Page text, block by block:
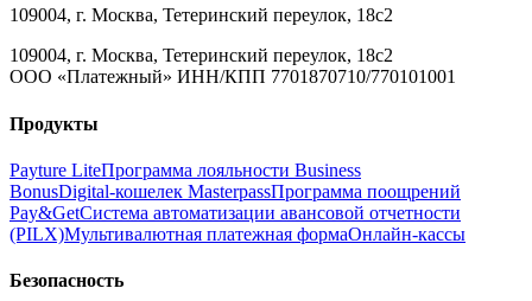
109004, г. Москва, Тетеринский переулок, 18с2
109004, г. Москва, Тетеринский переулок, 18с2
ООО «Платежный» ИНН/КПП 7701870710/770101001
Продукты
Payture LiteПрограмма лояльности Business
BonusDigital‑кошелек MasterpassПрограмма поощрений
Pay&GetСистема автоматизации авансовой отчетности
(PILX)Мультивалютная платежная формаОнлайн‑кассы
Безопасность